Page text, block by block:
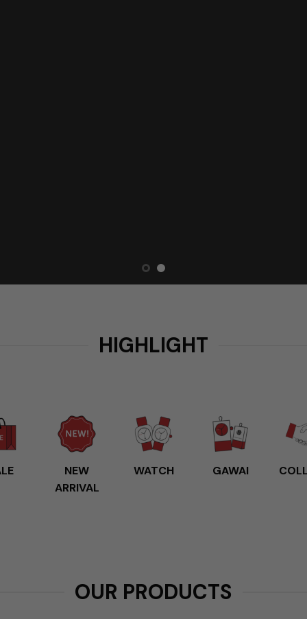
HIGHLIGHT
NEW
ARRIVAL
WATCH GAWAI
OUR PRODUCTS